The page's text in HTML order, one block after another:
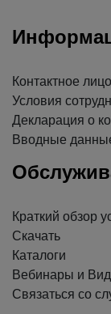
Контактное лицо
Условия
Декларация о
Вводные
Краткий обзор
Скачать
Каталоги
Вебинары и
Связаться со